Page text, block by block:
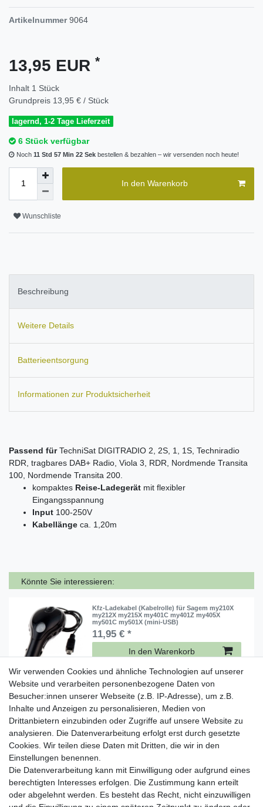
Artikelnummer 9064
13,95 EUR *
Inhalt 1 Stück
Grundpreis 13,95 € / Stück
lagernd, 1-2 Tage Lieferzeit
6 Stück verfügbar
Noch 11 Std 57 Min 21 Sek bestellen & bezahlen – wir versenden noch heute!
In den Warenkorb
Wunschliste
Beschreibung
Weitere Details
Batterieentsorgung
Informationen zur Produktsicherheit
Passend fürTechniSat DIGITRADIO 2, 2S, 1, 1S, Techniradio
RDR, tragbares DAB+ Radio, Viola 3, RDR, Nordmende Transita
100, Nordmende Transita 200.
kompaktes Reise-Ladegerät mit flexibler
Eingangsspannung
Input 100-250V
Kabellänge ca. 1,20m
Könnte Sie interessieren:
Kfz-Ladekabel (Kabelrolle) für Sagem my210X
my212X my215X my401C my401Z my405X
my501C my501X (mini-USB)
11,95 € *
In den Warenkorb
[Paket] Kfz-Ladekabel für Sagem my210X
my212X my215X my401C my401Z my405X
my501C my501X
8,95 € *
In den Warenkorb
*inkl. ges. MwSt.
[Paket] USB Datenkabel für Sagem my210X
my212X my215X my401C my401Z my405X
Wir verwenden Cookies und ähnliche Technologien auf unserer
Website und verarbeiten personenbezogene Daten von
Besucher:innen unserer Webseite (z.B. IP-Adresse), um z.B.
Inhalte und Anzeigen zu personalisieren, Medien von
Drittanbietern einzubinden oder Zugriffe auf unsere Website zu
analysieren. Die Datenverarbeitung erfolgt erst durch gesetzte
Cookies. Wir teilen diese Daten mit Dritten, die wir in den
Einstellungen benennen.
Die Datenverarbeitung kann mit Einwilligung oder aufgrund eines
berechtigten Interesses erfolgen. Die Zustimmung kann erteilt
oder abgelehnt werden. Es besteht das Recht, nicht einzuwilligen